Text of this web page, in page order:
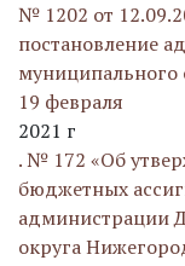
№ 1202 от
постановление
муниципального
19 февраля
2021 г
. № 172 «Об
бюджетных
администрации
округа